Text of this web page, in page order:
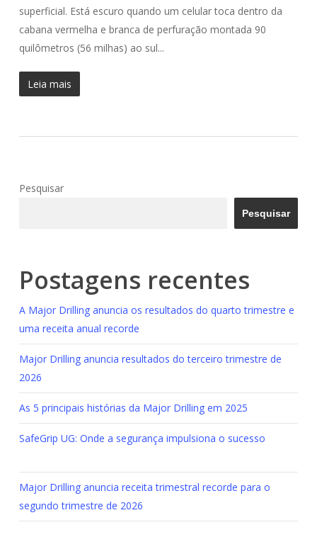
superficial. Está escuro quando um celular toca dentro da
cabana vermelha e branca de perfuração montada 90
quilômetros (56 milhas) ao sul...
Leia mais
Pesquisar
Pesquisar
Postagens recentes
A Major Drilling anuncia os resultados do quarto trimestre e
uma receita anual recorde
Major Drilling anuncia resultados do terceiro trimestre de
2026
As 5 principais histórias da Major Drilling em 2025
SafeGrip UG: Onde a segurança impulsiona o sucesso
Major Drilling anuncia receita trimestral recorde para o
segundo trimestre de 2026